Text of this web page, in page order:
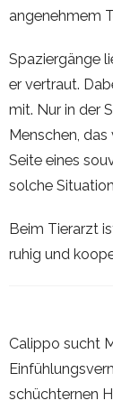
angenehmem
Spaziergänge
er vertraut.
mit. Nur in der
Menschen, das
Seite eines
solche
Beim Tierarzt
ruhig und
Calippo sucht
schüchternen